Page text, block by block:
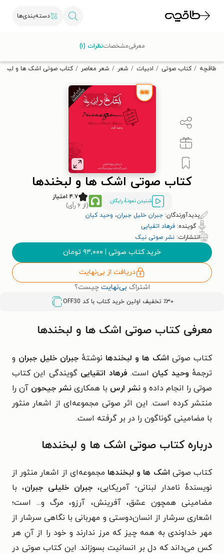
دسته‌بندی‌ها
تخفیف از طاقچه دریافت کن.
طاقچه کتاب صوتی ادبیات شعر شعر معاصر کتاب صوتی اشک‌ ها و
کتاب صوتی اشک‌ ها و لبخند‌ها
شنیدن نمونۀ رایگان
۴.۷ امتیاز
(از ۶ رأی)
پدیدآورندگان: جبران خلیل جبران، وحید کیان
گوینده: فرهاد اتقیایی
انتشارات: نشر صوتی نیک
خرید کتاب صوتی | ۹۴,۰۰۰ تومان
دریافت از بی‌نهایت
اشتراک بی‌نهایت چیست؟
٪۳۰ تخفیف اولین خرید کتاب با کد OFF30
معرفیمشخصاتنظرات (۱)
معرفی کتاب صوتی اشک‌ ها و لبخند‌ها
کتاب صوتی اشک‌ ها و لبخند‌ها نوشتهٔ جبران خلیل جبران و
ترجمهٔ وحید کیان است. فرهاد اتقیایی گویندگی این کتاب
صوتی را انجام داده و نشر ارس با همکاری نشر جیحون آن را
منتشر کرده است. این اثر صوتی مجموعه‌ای از اشعار منثور
با مضامینی گوناگون را در بر گرفته است.
درباره کتاب صوتی اشک‌ ها و لبخند‌ها
کتاب صوتی اشک‌ ها و لبخند‌ها مجموعه‌ای از اشعار منثور از
نویسندهٔ نامدار لبنانی- آمریکایی، جبران خلیلی جبران، با
مضامینی همچون عشق، آفرینش، آرزو، مرگ و... است؛
اشعاری سرشار از انسان‌دوستی و مهربانی با نگاهی سرشار از
مهر خداوندی به همه چیز که مرز ندارند و خود را از آنِ هر
کس می‌داند که دل بر انسانیت بسوزاند. این کتاب صوتی در